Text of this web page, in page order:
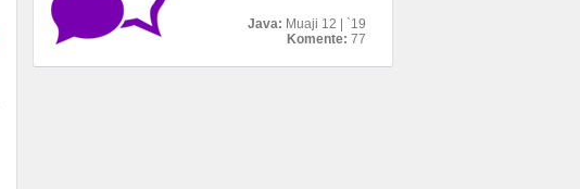
Java: Muaji 12 | `19
Komente: 77